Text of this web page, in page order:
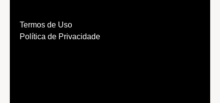
Termos de Uso
Política de Privacidade